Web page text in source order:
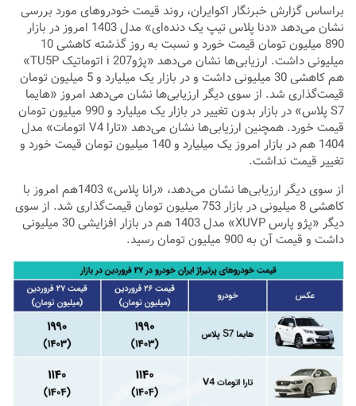
براساس گزارش خبرنگار اکوایران، روند قیمت خودروهای مورد بررسی
نشان می‌دهد «دنا پلاس تیپ یک دنده‌ای» مدل 1403 امروز در بازار
890 میلیون تومان قیمت خورد و نسبت به روز گذشته کاهشی 10
میلیونی داشت. ارزیابی‌ها نشان می‌دهد «پژوi 207 اتوماتیک TU5P»
هم کاهشی 30 میلیونی داشت و در بازار یک میلیارد و 5 میلیون تومان
قیمت‌گذاری شد. از سوی دیگر ارزیابی‌ها نشان می‌دهد امروز «هایما
S7 پلاس» در بازار بدون تغییر در بازار یک میلیارد و 990 میلیون تومان
قیمت خورد. همچنین ارزیابی‌ها نشان می‌دهد «تارا V4 اتومات» مدل
1404 هم در بازار امروز یک میلیارد و 140 میلیون تومان قیمت خورد و
تغییر قیمت نداشت.
از سوی دیگر ارزیابی‌ها نشان می‌دهد، «رانا پلاس» 1403هم امروز با
کاهشی 8 میلیونی در بازار 753 میلیون تومان قیمت‌گذاری شد. از سوی
دیگر «پژو پارس XUVP» مدل 1403 هم در بازار افزایشی 30 میلیونی
داشت و قیمت آن به 900 میلیون تومان رسید.